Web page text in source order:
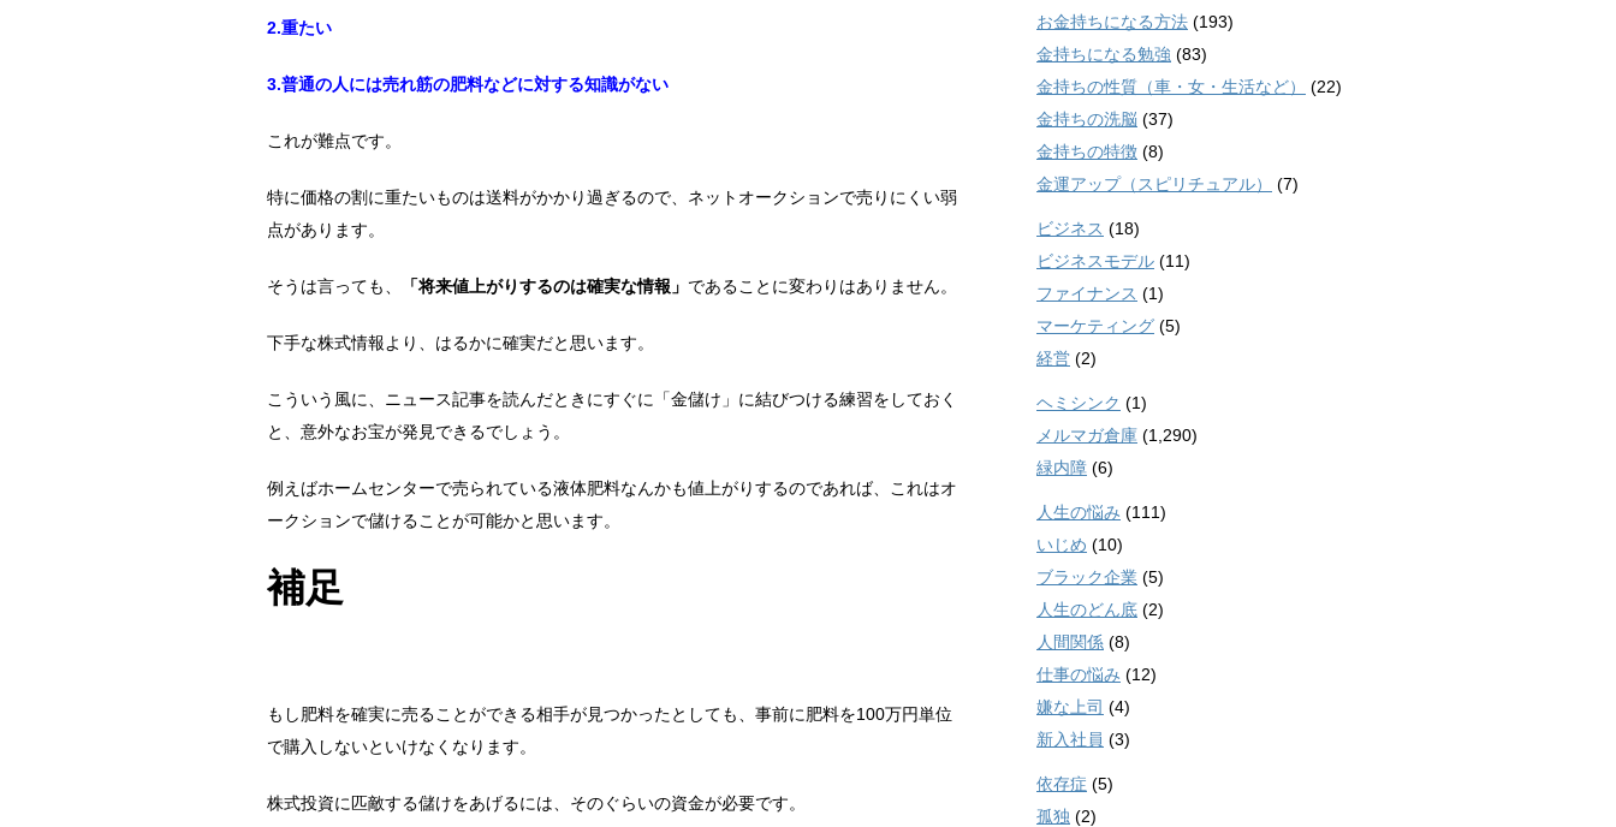
2.重たい
3.普通の人には売れ筋の肥料などに対する知識がない
これが難点です。
特に価格の割に重たいものは送料がかかり過ぎるので、ネットオークションで売りにくい弱
点があります。
そうは言っても、 「将来値上がりするのは確実な情報」 であることに変わりはありません。
下手な株式情報より、はるかに確実だと思います。
こういう風に、ニュース記事を読んだときにすぐに「金儲け」に結びつける練習をしておく
と、意外なお宝が発見できるでしょう。
例えばホームセンターで売られている液体肥料なんかも値上がりするのであれば、これはオ
ークションで儲けることが可能かと思います。
補足
もし肥料を確実に売ることができる相手が見つかったとしても、事前に肥料を100万円単位
で購入しないといけなくなります。
株式投資に匹敵する儲けをあげるには、そのぐらいの資金が必要です。
お金持ちになる方法 (193)
金持ちになる勉強 (83)
金持ちの性質（車・女・生活など）
(22)
金持ちの洗脳 (37)
金持ちの特徴 (8)
金運アップ（スピリチュアル）
(7)
ビジネス (18)
ビジネスモデル (11)
ファイナンス (1)
マーケティング (5)
経営 (2)
ヘミシンク (1)
メルマガ倉庫 (1,290)
緑内障 (6)
人生の悩み (111)
いじめ (10)
ブラック企業 (5)
人生のどん底 (2)
人間関係 (8)
仕事の悩み (12)
嫌な上司 (4)
新入社員 (3)
依存症 (5)
孤独 (2)